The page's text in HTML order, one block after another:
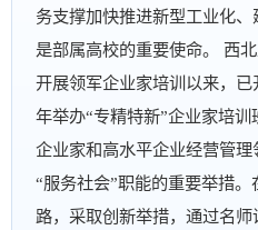
务支撑加快推进新型工业化、
是部属高校的重要使命。 西
开展领军企业家培训以来，
年举办“专精特新”企业家培
企业家和高水平企业经营管
“服务社会”职能的重要举措
路，采取创新举措，通过名